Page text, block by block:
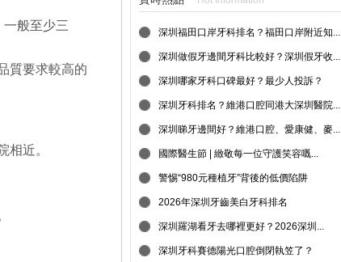
一般至少三
質要求較高的
相近。
深圳福田口岸牙科排名？福田口岸附近知...
深圳做假牙邊間牙科比較好？深圳假牙收...
深圳哪家牙科口碑最好？最少人投訴？
深圳牙科排名？維港口腔同港大深圳醫院...
深圳睇牙邊間好？維港口腔、愛康健、麥...
國際醫生節 | 緻敬每一位守護笑容嘅...
警惕“980元種植牙”背後的低價陷阱
2026年深圳牙齒美白牙科排名
深圳羅湖看牙去哪裡更好？2026深圳...
深圳牙科賽德陽光口腔倒閉執笠了？